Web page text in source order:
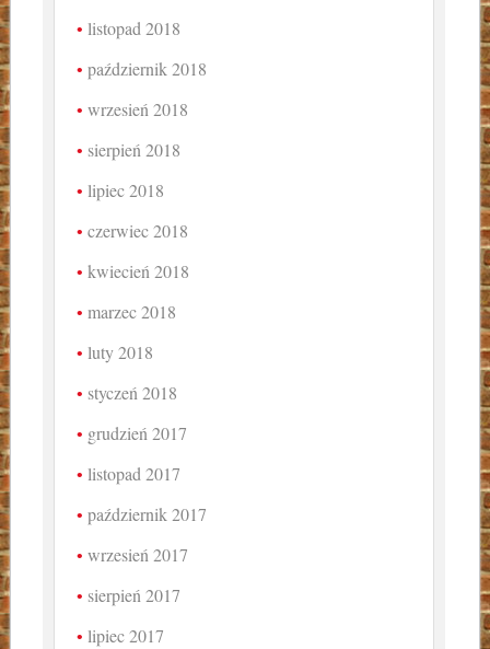
listopad 2018
październik 2018
wrzesień 2018
sierpień 2018
lipiec 2018
czerwiec 2018
kwiecień 2018
marzec 2018
luty 2018
styczeń 2018
grudzień 2017
listopad 2017
październik 2017
wrzesień 2017
sierpień 2017
lipiec 2017